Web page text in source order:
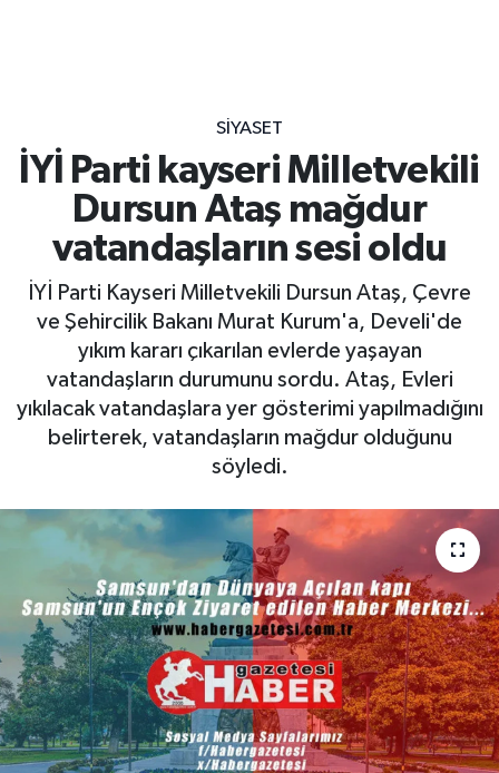
SİYASET
İYİ Parti kayseri Milletvekili
Dursun Ataş mağdur
vatandaşların sesi oldu
İYİ Parti Kayseri Milletvekili Dursun Ataş, Çevre
ve Şehircilik Bakanı Murat Kurum'a, Develi'de
yıkım kararı çıkarılan evlerde yaşayan
vatandaşların durumunu sordu. Ataş, Evleri
yıkılacak vatandaşlara yer gösterimi yapılmadığını
belirterek, vatandaşların mağdur olduğunu
söyledi.